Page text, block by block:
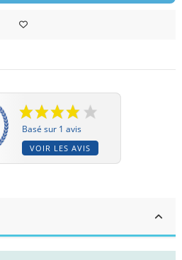
Basé sur 1 avis
VOIR LES AVIS